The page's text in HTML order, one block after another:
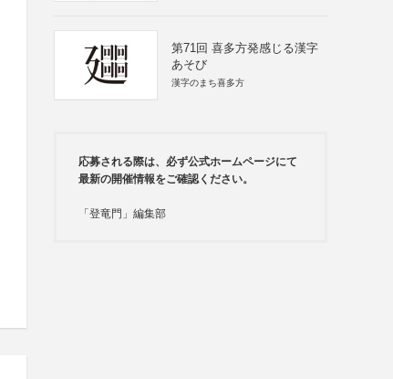
第71回 喜多方発感じる漢字
あそび
漢字のまち喜多方
応募される際は、必ず公式ホームページにて
最新の開催情報をご確認ください。
「登竜門」編集部